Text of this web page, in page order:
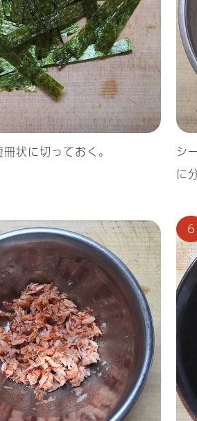
状に切っておく。
シ
に
6